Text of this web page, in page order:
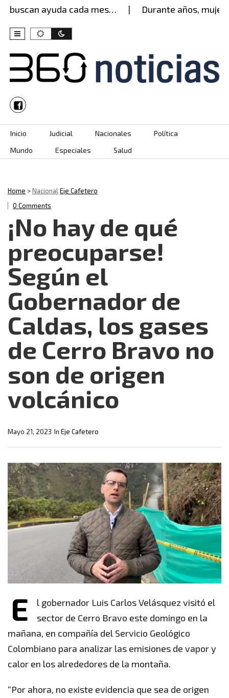
ayuda cada mes… Durante años, mujer
Skip to content
Inicio Judicial Nacionales
Política
Mundo
Especiales Salud
Home >NacionalEje Cafetero
0 Comments
¡No hay de qué
preocuparse!
Según el
Gobernador de
Caldas, los gases
de Cerro Bravo no
son de origen
volcánico
In Eje Cafetero
Mayo 21, 2023
E
l gobernador Luis Carlos Velásquez visitó el
sector de Cerro Bravo este domingo en la
mañana, en compañía del Servicio Geológico
Colombiano para analizar las emisiones de vapor y
calor en los alrededores de la montaña.
“Por ahora, no existe evidencia que sea de origen